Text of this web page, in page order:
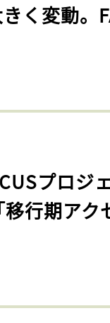
く変動。
プロジ
行期アク